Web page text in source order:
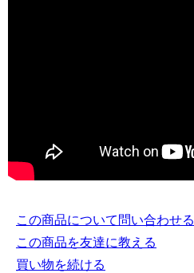
この商品について問い合わせる
この商品を友達に教える
買い物を続ける